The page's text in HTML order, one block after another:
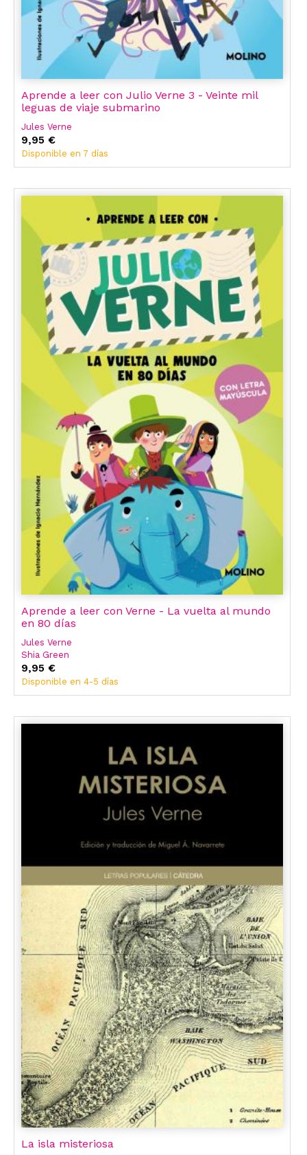
Aprende a leer con Julio Verne 3 - Veinte mil
leguas de viaje submarino
Jules Verne
9,95 €
Disponible en 7 días
Aprende a leer con Verne - La vuelta al mundo
en 80 días
Jules Verne
Shia Green
9,95 €
Disponible en 4-5 días
La isla misteriosa